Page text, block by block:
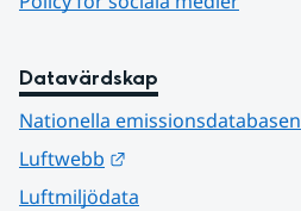
Datavärdskap
Nationella emissionsdatabasen
Luftwebb
Luftmiljödata